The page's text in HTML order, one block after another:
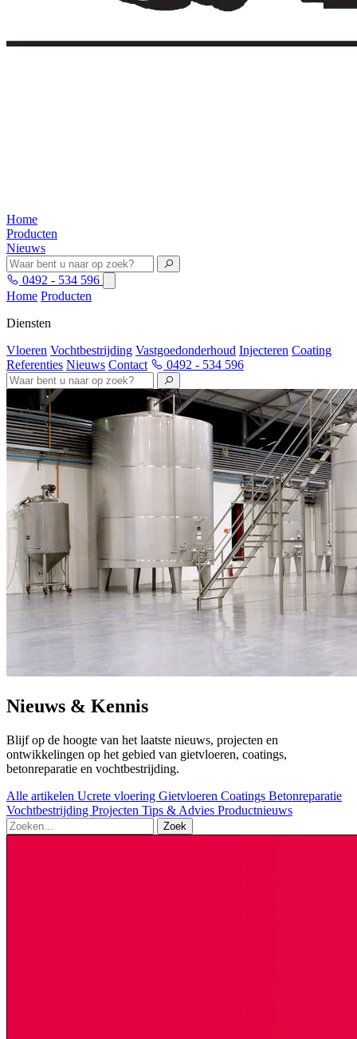
Home
Producten
Nieuws
0492 - 534 596
Home Producten
Diensten
Vloeren Vochtbestrijding Vastgoedonderhoud Injecteren Coating
Referenties Nieuws Contact 0492 - 534 596
Nieuws & Kennis
Blijf op de hoogte van het laatste nieuws, projecten en
ontwikkelingen op het gebied van gietvloeren, coatings,
betonreparatie en vochtbestrijding.
Alle artikelen Ucrete vloering Gietvloeren Coatings Betonreparatie
Vochtbestrijding Projecten Tips & Advies Productnieuws
Zoek